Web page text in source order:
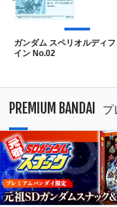
ガンダム スペリオルディ
イン No.02
PREMIUM BANDAI プ